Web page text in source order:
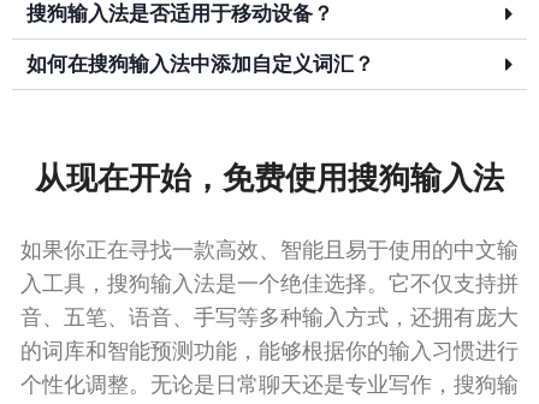
搜狗输入法是否适用于移动设备？
如何在搜狗输入法中添加自定义词汇？
从现在开始，免费使用搜狗输入法
如果你正在寻找一款高效、智能且易于使用的中文输
入工具，搜狗输入法是一个绝佳选择。它不仅支持拼
音、五笔、语音、手写等多种输入方式，还拥有庞大
的词库和智能预测功能，能够根据你的输入习惯进行
个性化调整。无论是日常聊天还是专业写作，搜狗输